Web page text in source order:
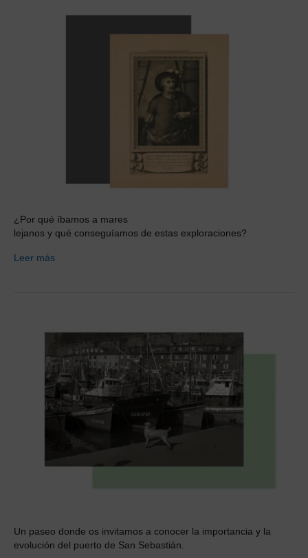
¿Por qué íbamos a mares
lejanos y qué conseguíamos de estas exploraciones?
Leer más
Un paseo donde os invitamos a conocer la importancia y la
evolución del puerto de San Sebastián.